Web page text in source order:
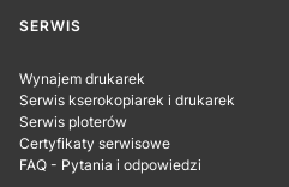
SERWIS
Wynajem drukarek
Serwis kserokopiarek i drukarek
Serwis ploterów
Certyfikaty serwisowe
FAQ - Pytania i odpowiedzi